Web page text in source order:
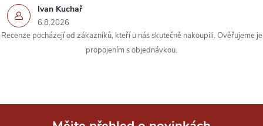
Ivan Kuchař
6.8.2026
Recenze pocházejí od zákazníků, kteří u nás skutečně nakoupili. Ověřujeme je
propojením s objednávkou.